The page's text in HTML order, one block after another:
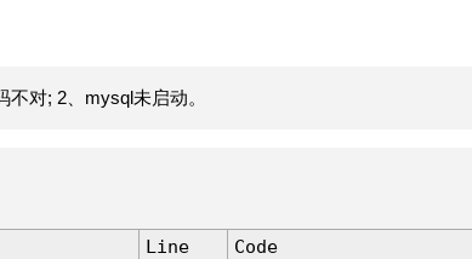
对; 2、mysql未启动。
Line
Code